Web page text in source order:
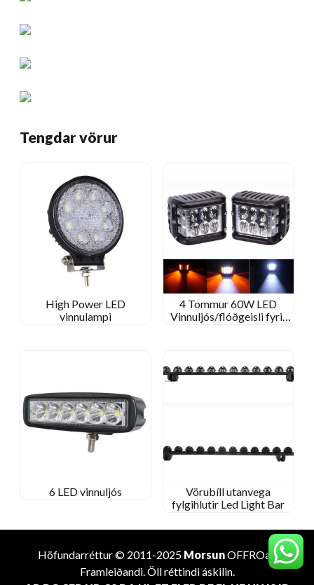
Tengdar vörur
High Power LED
vinnulampi
4 Tommur 60W LED
Vinnuljós/flóðgeisli fyrir
6 LED vinnuljós
Vörubíll utanvega
fylgihlutir Led Light Bar
Höfundarréttur © 2011-2025 MorsunOFFROad
Framleiðandi. Öll réttindi áskilin.